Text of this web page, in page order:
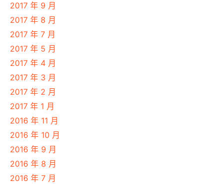
2017 年 9 月
2017 年 8 月
2017 年 7 月
2017 年 5 月
2017 年 4 月
2017 年 3 月
2017 年 2 月
2017 年 1 月
2016 年 11 月
2016 年 10 月
2016 年 9 月
2016 年 8 月
2016 年 7 月